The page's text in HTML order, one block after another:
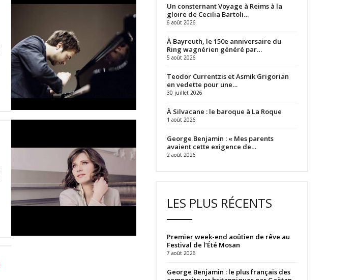
Un consternant Voyage à Reims à la
gloire de Cecilia Bartoli…
6 août 2026
À Bayreuth, le 150e anniversaire du
Ring wagnérien généré par…
5 août 2026
Teodor Currentzis et Asmik Grigorian
en vedette pour une…
30 juillet 2026
À Silvacane : le baroque à La Roque
1 août 2026
George Benjamin : « Mes parents
avaient cette exigence de…
2 août 2026
LES PLUS RÉCENTS
Premier week-end aoûtien de rêve au
Festival de l’Été Mosan
7 août 2026
George Benjamin : le plus français des